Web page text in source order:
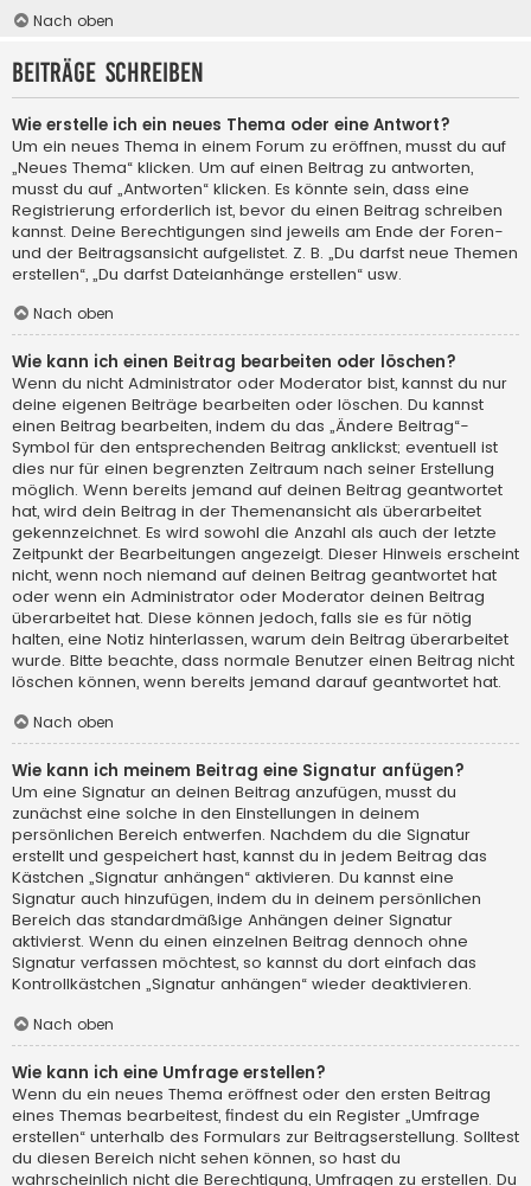
Nach oben
Beiträge schreiben
Wie erstelle ich ein neues Thema oder eine Antwort?
Um ein neues Thema in einem Forum zu eröffnen, musst du auf
„Neues Thema“ klicken. Um auf einen Beitrag zu antworten,
musst du auf „Antworten“ klicken. Es könnte sein, dass eine
Registrierung erforderlich ist, bevor du einen Beitrag schreiben
kannst. Deine Berechtigungen sind jeweils am Ende der Foren-
und der Beitragsansicht aufgelistet. Z. B. „Du darfst neue Themen
erstellen“, „Du darfst Dateianhänge erstellen“ usw.
Nach oben
Wie kann ich einen Beitrag bearbeiten oder löschen?
Wenn du nicht Administrator oder Moderator bist, kannst du nur
deine eigenen Beiträge bearbeiten oder löschen. Du kannst
einen Beitrag bearbeiten, indem du das „Ändere Beitrag“-
Symbol für den entsprechenden Beitrag anklickst; eventuell ist
dies nur für einen begrenzten Zeitraum nach seiner Erstellung
möglich. Wenn bereits jemand auf deinen Beitrag geantwortet
hat, wird dein Beitrag in der Themenansicht als überarbeitet
gekennzeichnet. Es wird sowohl die Anzahl als auch der letzte
Zeitpunkt der Bearbeitungen angezeigt. Dieser Hinweis erscheint
nicht, wenn noch niemand auf deinen Beitrag geantwortet hat
oder wenn ein Administrator oder Moderator deinen Beitrag
überarbeitet hat. Diese können jedoch, falls sie es für nötig
halten, eine Notiz hinterlassen, warum dein Beitrag überarbeitet
wurde. Bitte beachte, dass normale Benutzer einen Beitrag nicht
löschen können, wenn bereits jemand darauf geantwortet hat.
Nach oben
Wie kann ich meinem Beitrag eine Signatur anfügen?
Um eine Signatur an deinen Beitrag anzufügen, musst du
zunächst eine solche in den Einstellungen in deinem
persönlichen Bereich entwerfen. Nachdem du die Signatur
erstellt und gespeichert hast, kannst du in jedem Beitrag das
Kästchen „Signatur anhängen“ aktivieren. Du kannst eine
Signatur auch hinzufügen, indem du in deinem persönlichen
Bereich das standardmäßige Anhängen deiner Signatur
aktivierst. Wenn du einen einzelnen Beitrag dennoch ohne
Signatur verfassen möchtest, so kannst du dort einfach das
Kontrollkästchen „Signatur anhängen“ wieder deaktivieren.
Nach oben
Wie kann ich eine Umfrage erstellen?
Wenn du ein neues Thema eröffnest oder den ersten Beitrag
eines Themas bearbeitest, findest du ein Register „Umfrage
erstellen“ unterhalb des Formulars zur Beitragserstellung. Solltest
du diesen Bereich nicht sehen können, so hast du
wahrscheinlich nicht die Berechtigung, Umfragen zu erstellen. Du